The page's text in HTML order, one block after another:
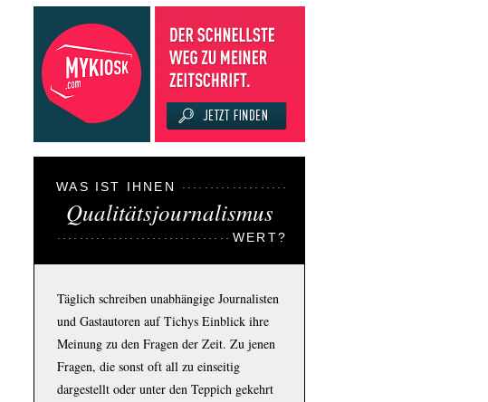
WAS IST IHNEN
Qualitätsjournalismus
WERT?
Täglich schreiben unabhängige Journalisten
und Gastautoren auf Tichys Einblick ihre
Meinung zu den Fragen der Zeit. Zu jenen
Fragen, die sonst oft all zu einseitig
dargestellt oder unter den Teppich gekehrt